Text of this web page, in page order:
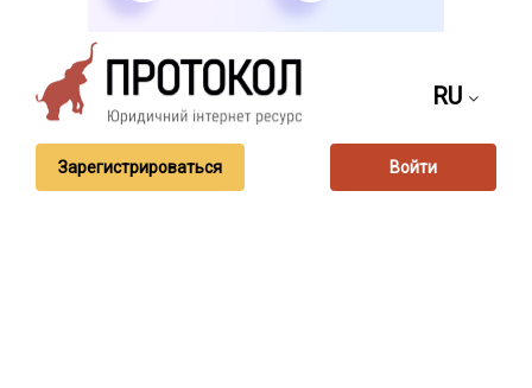
RU
Зарегистрироваться Войти